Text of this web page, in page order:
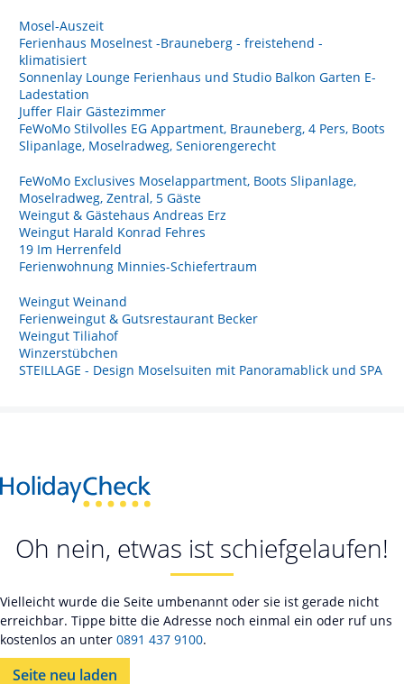
Mosel-Auszeit
Ferienhaus Moselnest -Brauneberg - freistehend -
klimatisiert
Sonnenlay Lounge Ferienhaus und Studio Balkon Garten E-
Ladestation
Juffer Flair Gästezimmer
FeWoMo Stilvolles EG Appartment, Brauneberg, 4 Pers, Boots
Slipanlage, Moselradweg, Seniorengerecht
FeWoMo Exclusives Moselappartment, Boots Slipanlage,
Moselradweg, Zentral, 5 Gäste
Weingut & Gästehaus Andreas Erz
Weingut Harald Konrad Fehres
19 Im Herrenfeld
Ferienwohnung Minnies-Schiefertraum
Weingut Weinand
Ferienweingut & Gutsrestaurant Becker
Weingut Tiliahof
Winzerstübchen
STEILLAGE - Design Moselsuiten mit Panoramablick und SPA
Oh nein, etwas ist schiefgelaufen!
Vielleicht wurde die Seite umbenannt oder sie ist gerade nicht
erreichbar. Tippe bitte die Adresse noch einmal ein oder ruf uns
kostenlos an unter 0891 437 9100.
Seite neu laden